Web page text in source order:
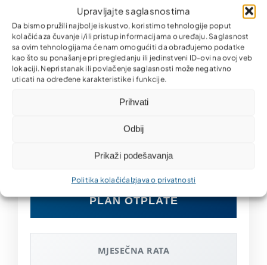
Upravljajte saglasnostima
Da bismo pružili najbolje iskustvo, koristimo tehnologije poput
kolačića za čuvanje i/ili pristup informacijama o uređaju. Saglasnost
sa ovim tehnologijama će nam omogućiti da obrađujemo podatke
kao što su ponašanje pri pregledanju ili jedinstveni ID-ovi na ovoj veb
lokaciji. Nepristanak ili povlačenje saglasnosti može negativno
uticati na određene karakteristike i funkcije.
Prihvati
Odbij
Prikaži podešavanja
Politika kolačića Izjava o privatnosti
450 KM
450 KM
BROJ MJESECI
PLAN OTPLATE
MJESEČNA RATA